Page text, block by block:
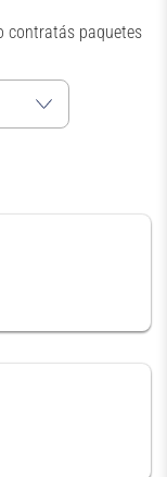
contratás paquetes